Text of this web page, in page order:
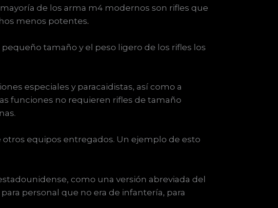
de los arma m4 modernos son rifles que
menos potentes.
tamaño y el peso ligero de los rifles los
especiales y paracaidistas, así como a
funciones no requieren rifles de tamaño
equipos entregados. Un ejemplo de esto
como una versión abreviada del
personal que no era de infantería, para